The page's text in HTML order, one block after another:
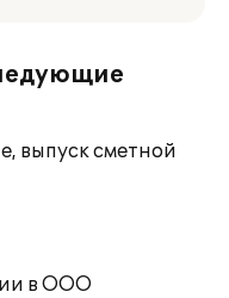
выпуск сметной
в ООО